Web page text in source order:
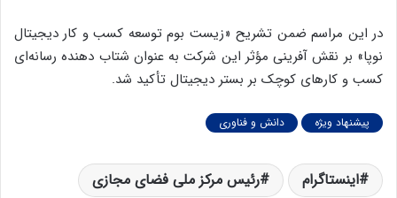
در این مراسم ضمن تشریح «زیست بوم توسعه کسب و کار دیجیتال
نوپا» بر نقش آفرینی مؤثر این شرکت به عنوان شتاب دهنده رسانه‌ای
کسب و کارهای کوچک بر بستر دیجیتال تأکید شد.
پیشنهاد ویژه دانش و فناوری
اینستاگرام رئیس مرکز ملی فضای مجازی